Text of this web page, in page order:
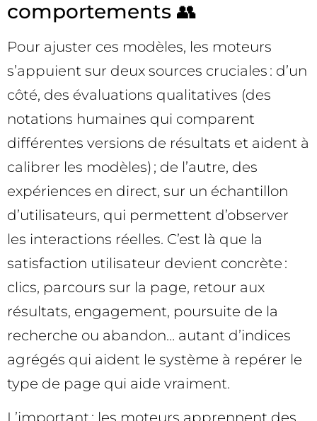
comportements 👥
Pour ajuster ces modèles, les moteurs
s’appuient sur deux sources cruciales : d’un
côté, des évaluations qualitatives (des
notations humaines qui comparent
différentes versions de résultats et aident à
calibrer les modèles) ; de l’autre, des
expériences en direct, sur un échantillon
d’utilisateurs, qui permettent d’observer
les interactions réelles. C’est là que la
satisfaction utilisateur devient concrète :
clics, parcours sur la page, retour aux
résultats, engagement, poursuite de la
recherche ou abandon… autant d’indices
agrégés qui aident le système à repérer le
type de page qui aide vraiment.
L’important : les moteurs apprennent des